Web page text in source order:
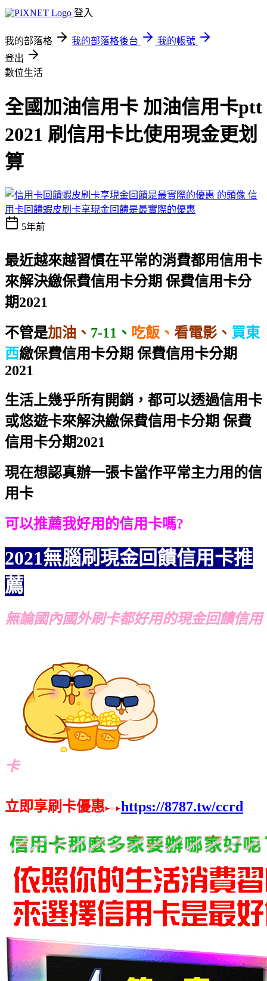
登入
我的部落格 我的部落格後台
我的帳號
登出
數位生活
全國加油信用卡 加油信用卡ptt
2021 刷信用卡比使用現金更划
算
信
用卡回饋蝦皮刷卡享現金回饋是最實際的優惠
5年前
最近越來越習慣在平常的消費都用信用卡
來解決繳保費信用卡分期 保費信用卡分
期2021
不管是加油、 7-11、 吃飯、 看電影、 買東
西繳保費信用卡分期 保費信用卡分期
2021
生活上幾乎所有開銷，都可以透過信用卡
或悠遊卡來解決繳保費信用卡分期 保費
信用卡分期2021
現在想認真辦一張卡當作平常主力用的信
用卡
可以推薦我好用的信用卡嗎?
2021無腦刷現金回饋信用卡推
薦
無論國內國外刷卡都好用的現金回饋信用
卡
立即享刷卡優惠 https://8787.tw/ccrd